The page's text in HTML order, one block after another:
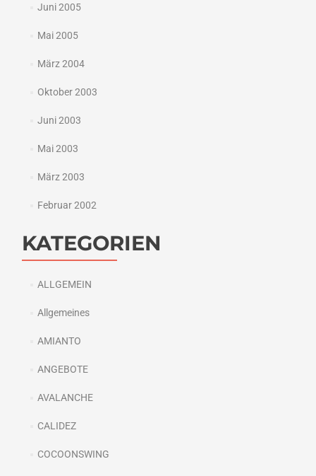
Juni 2005
Mai 2005
März 2004
Oktober 2003
Juni 2003
Mai 2003
März 2003
Februar 2002
KATEGORIEN
ALLGEMEIN
Allgemeines
AMIANTO
ANGEBOTE
AVALANCHE
CALIDEZ
COCOONSWING